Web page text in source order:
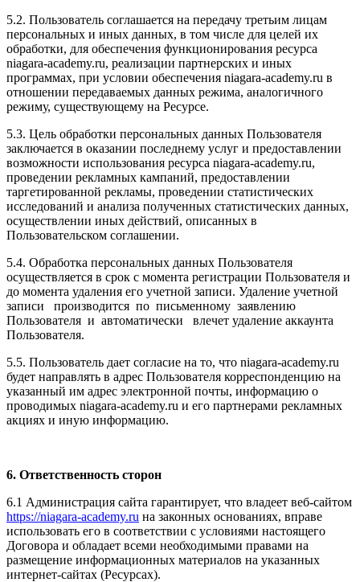
5.2. Пользователь соглашается на передачу третьим лицам
персональных и иных данных, в том числе для целей их
обработки, для обеспечения функционирования ресурса
niagara-academy.ru, реализации партнерских и иных
программах, при условии обеспечения niagara-academy.ru в
отношении передаваемых данных режима, аналогичного
режиму, существующему на Ресурсе.
5.3. Цель обработки персональных данных Пользователя
заключается в оказании последнему услуг и предоставлении
возможности использования ресурса niagara-academy.ru,
проведении рекламных кампаний, предоставлении
таргетированной рекламы, проведении статистических
исследований и анализа полученных статистических данных,
осуществлении иных действий, описанных в
Пользовательском соглашении.
5.4. Обработка персональных данных Пользователя
осуществляется в срок с момента регистрации Пользователя и
до момента удаления его учетной записи. Удаление учетной
записи производится по письменному заявлению
Пользователя и автоматически влечет удаление аккаунта
Пользователя.
5.5. Пользователь дает согласие на то, что niagara-academy.ru
будет направлять в адрес Пользователя корреспонденцию на
указанный им адрес электронной почты, информацию о
проводимых niagara-academy.ru и его партнерами рекламных
акциях и иную информацию.
6. Ответственность сторон
6.1 Администрация сайта гарантирует, что владеет веб-сайтом
https://niagara-academy.ru на законных основаниях, вправе
использовать его в соответствии с условиями настоящего
Договора и обладает всеми необходимыми правами на
размещение информационных материалов на указанных
интернет-сайтах (Ресурсах).